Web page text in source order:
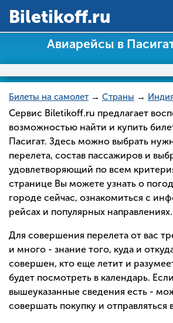
Вiletikoff.ru
Авиарейсы в
Билеты на самолет → Страны →
Сервис Biletikoff.ru предлагает
возможностью найти и купить
Пасигат. Здесь можно выбрать
перелета, состав пассажиров и
удовлетворяющий по всем
странице Вы можете узнать о
городе сейчас, ознакомиться с
рейсах и популярных направлениях.
Для совершения перелета от вас
и много - знание того, куда и
совершен, кто еще летит и
будет посмотреть в календарь.
вышеуказанные сведения есть -
совершать покупку и отправляться